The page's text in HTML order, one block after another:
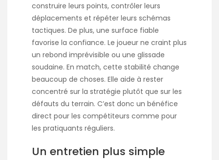
construire leurs points, contrôler leurs
déplacements et répéter leurs schémas
tactiques. De plus, une surface fiable
favorise la confiance. Le joueur ne craint plus
un rebond imprévisible ou une glissade
soudaine. En match, cette stabilité change
beaucoup de choses. Elle aide à rester
concentré sur la stratégie plutôt que sur les
défauts du terrain. C’est donc un bénéfice
direct pour les compétiteurs comme pour
les pratiquants réguliers.
Un entretien plus simple